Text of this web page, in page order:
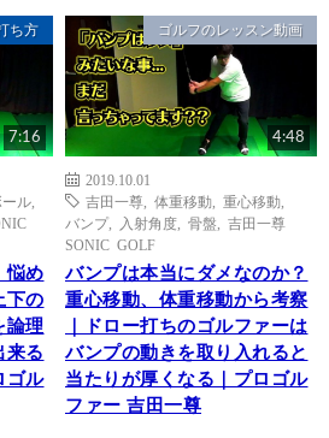
ち方
7:16
ール
悩め
下の
論理
来る
ゴル
ゴルフのレッスン動画
4:48
2019.10.01
吉田一尊
体重移動 重心移動
バンプ, 入射角度 骨盤
吉田一尊
SONIC GOLF
バンプは本当にダメなのか？
重心移動、体重移動から考察
｜ドロー打ちのゴルファーは
バンプの動きを取り入れると
当たりが厚くなる｜プロゴル
ファー 吉田一尊